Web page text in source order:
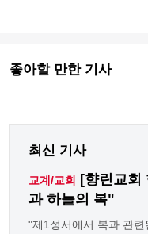
좋아할 만한 기사
최신 기사
교계/교회 [향린교회
과 하늘의 복"
"제1성서에서 복과 관